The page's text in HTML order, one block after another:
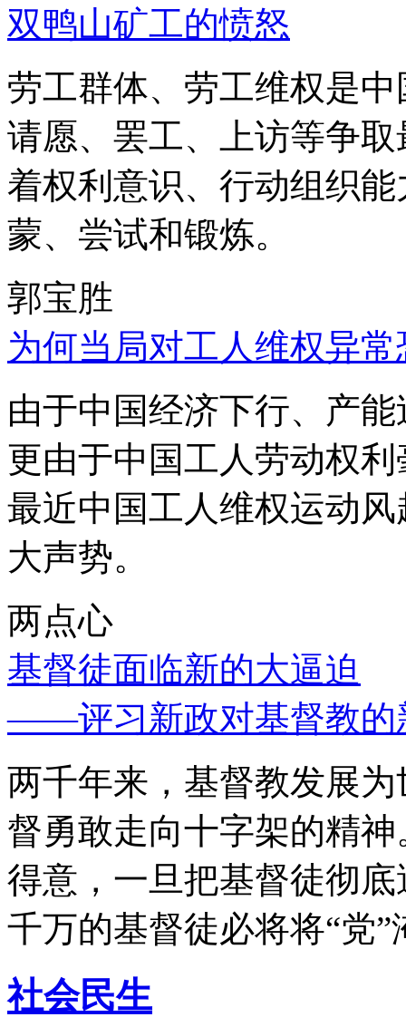
双鸭山矿工的愤怒
劳工群体、劳工维权是
请愿、罢工、上访等争
着权利意识、行动组织
蒙、尝试和锻炼。
郭宝胜
为何当局对工人维权异
由于中国经济下行、产
更由于中国工人劳动权
最近中国工人维权运动
大声势。
两点心
基督徒面临新的大逼迫
——评习新政对基督教的
两千年来，基督教发展
督勇敢走向十字架的精
得意，一旦把基督徒彻
千万的基督徒必将将“党”
社会民生